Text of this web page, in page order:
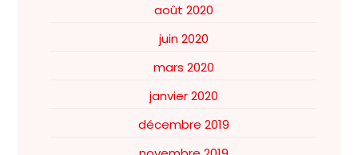
août 2020
juin 2020
mars 2020
janvier 2020
décembre 2019